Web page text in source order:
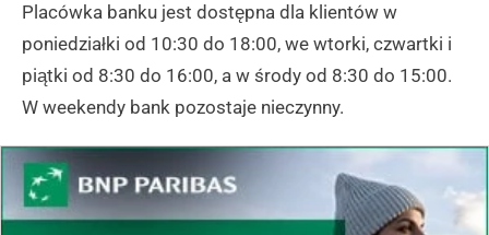
Placówka banku jest dostępna dla klientów w
poniedziałki od 10:30 do 18:00, we wtorki, czwartki i
piątki od 8:30 do 16:00, a w środy od 8:30 do 15:00.
W weekendy bank pozostaje nieczynny.